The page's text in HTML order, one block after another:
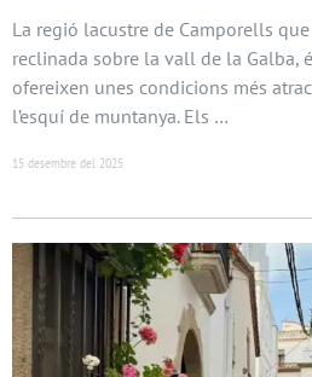
La regió lacustre de Camporells
reclinada sobre la vall de la Galba,
ofereixen unes condicions més
l’esquí de muntanya. Els …
15 desembre del 2025